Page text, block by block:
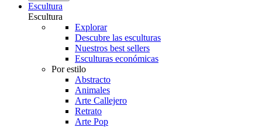
Escultura
Escultura
Explorar
Descubre las esculturas
Nuestros best sellers
Esculturas económicas
Por estilo
Abstracto
Animales
Arte Callejero
Retrato
Arte Pop